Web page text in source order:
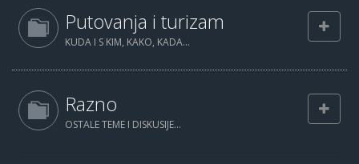
Putovanja i turizam
KUDA I S KIM, KAKO, KADA...
Razno
OSTALE TEME I DISKUSIJE...